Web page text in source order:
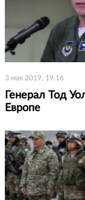
3 мая 2019, 19:16
Генерал Тод
Европе